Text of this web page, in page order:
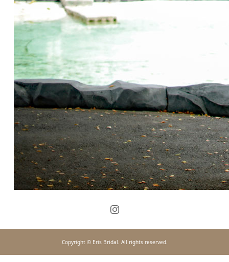
Copyright © Eris Bridal. All rights reserved.